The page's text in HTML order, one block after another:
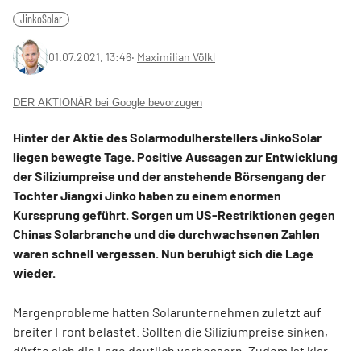
JinkoSolar
01.07.2021, 13:46‧ Maximilian Völkl
DER AKTIONÄR bei Google bevorzugen
Hinter der Aktie des Solarmodulherstellers JinkoSolar
liegen bewegte Tage. Positive Aussagen zur Entwicklung
der Siliziumpreise und der anstehende Börsengang der
Tochter Jiangxi Jinko haben zu einem enormen
Kurssprung geführt. Sorgen um US-Restriktionen gegen
Chinas Solarbranche und die durchwachsenen Zahlen
waren schnell vergessen. Nun beruhigt sich die Lage
wieder.
Margenprobleme hatten Solarunternehmen zuletzt auf
breiter Front belastet. Sollten die Siliziumpreise sinken,